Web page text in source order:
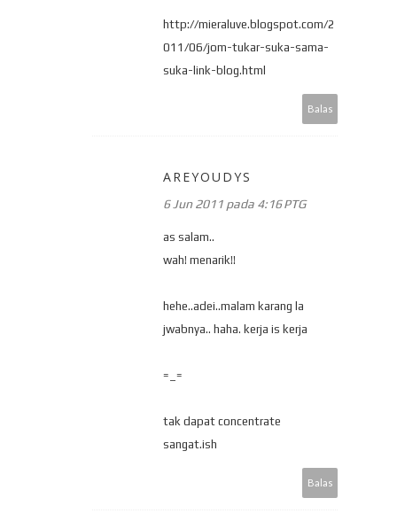
http://mieraluve.blogspot.com/2
011/06/jom-tukar-suka-sama-
suka-link-blog.html
Balas
AREYOUDYS
6 Jun 2011 pada 4:16 PTG
as salam..
wah! menarik!!
hehe..adei..malam karang la
jwabnya.. haha. kerja is kerja
=_=
tak dapat concentrate
sangat.ish
Balas